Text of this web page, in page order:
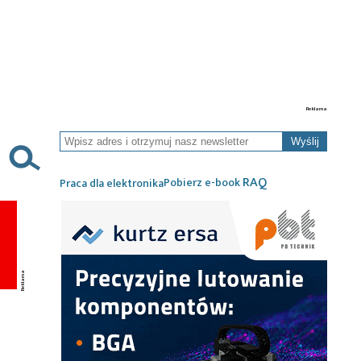
Wyślij
Praca dla elektronikaPobierz e-bookRAQ